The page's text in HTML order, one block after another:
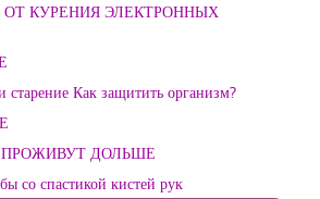
ОТ КУРЕНИЯ ЭЛЕКТРОННЫХ
старение Как защитить организм?
ДОЛЬШЕ
со спастикой кистей рук